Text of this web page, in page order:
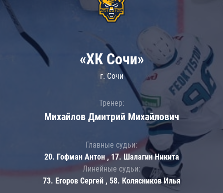
«ХК Сочи»
г. Сочи
Тренер:
Михайлов Дмитрий Михайлович
Главные судьи:
20. Гофман Антон , 17. Шалагин Никита
Линейные судьи:
73. Егоров Сергей , 58. Колясников Илья